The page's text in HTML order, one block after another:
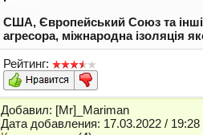
США, Європейський Союз та інші
агресора, міжнародна ізоляція
Рейтинг:
Добавил: [Mr]_Mariman
Дата добавления: 17.03.2022 / 19:28